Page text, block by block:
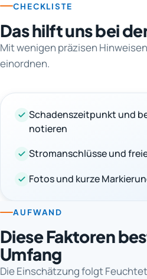
CHECKLISTE
Das hilft uns bei
Mit wenigen präzisen
einordnen.
Schadenszeitpunkt und
notieren
Stromanschlüsse und
Fotos und kurze
AUFWAND
Diese Faktoren
Umfang
Die Einschätzung folgt